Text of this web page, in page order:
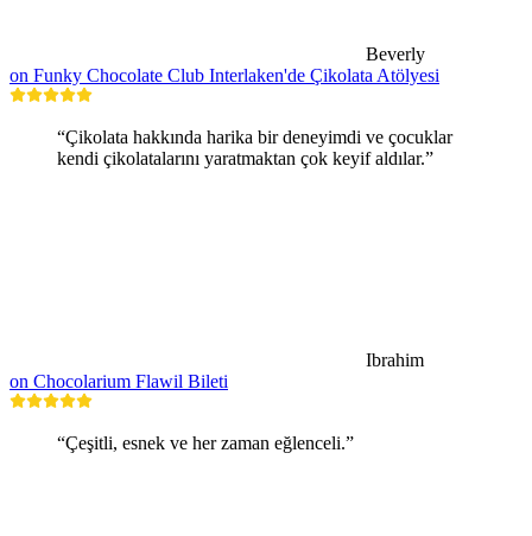
Beverly
on Funky Chocolate Club Interlaken'de Çikolata Atölyesi
“Çikolata hakkında harika bir deneyimdi ve çocuklar
kendi çikolatalarını yaratmaktan çok keyif aldılar.”
Ibrahim
on Chocolarium Flawil Bileti
“Çeşitli, esnek ve her zaman eğlenceli.”